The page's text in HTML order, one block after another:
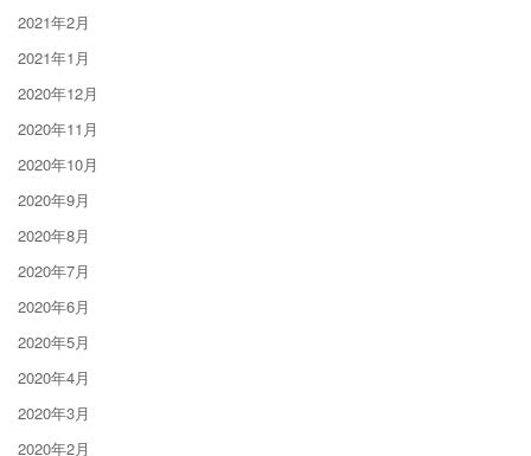
2021年2月
2021年1月
2020年12月
2020年11月
2020年10月
2020年9月
2020年8月
2020年7月
2020年6月
2020年5月
2020年4月
2020年3月
2020年2月